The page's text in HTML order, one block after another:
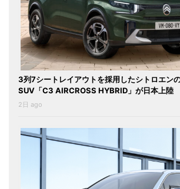
3列7シートレイアウトを採用したシトロエン
SUV「C3 AIRCROSS HYBRID」が日本上陸
2日 ago